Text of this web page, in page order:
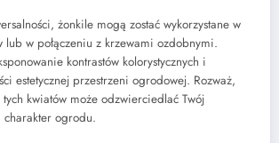
żonkile mogą zostać wykorzystane w
lub w połączeniu z krzewami ozdobnymi.
kontrastów kolorystycznych i
estetycznej przestrzeni ogrodowej. Rozważ,
kwiatów może odzwierciedlać Twój
ogrodu.